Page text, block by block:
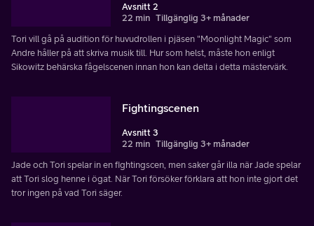
Avsnitt 2
22 min Tillgänglig 3+ månader
Tori vill gå på audition för huvudrollen i pjäsen "Moonlight Magic" som
Andre håller på att skriva musik till. Hur som helst, måste hon enligt
Sikowitz behärska fågelscenen innan hon kan delta i detta mästervärk.
Fightingscenen
Avsnitt 3
22 min Tillgänglig 3+ månader
Jade och Tori spelar in en fightingscen, men saker går illa när Jade spelar
att Tori slog henne i ögat. När Tori försöker förklara att hon inte gjort det
tror ingen på vad Tori säger.